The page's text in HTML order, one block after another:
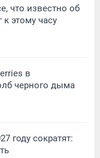
что известно об
к этому часу
в
черного дыма
году сократят: